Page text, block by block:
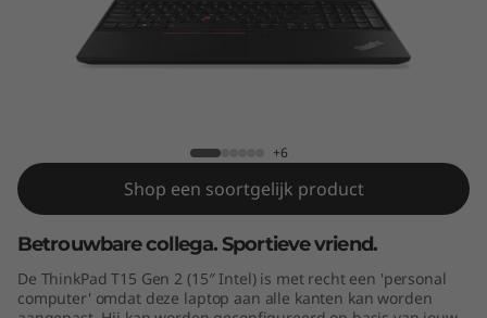
n
+6
Shop een soortgelijk product
Betrouwbare collega. Sportieve vriend.
De ThinkPad T15 Gen 2 (15″ Intel) is met recht een 'personal
computer' omdat deze laptop aan alle kanten kan worden